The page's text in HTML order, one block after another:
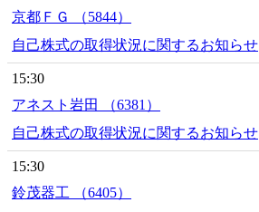
京都ＦＧ （5844）
自己株式の取得状況に関するお知らせ
15:30
アネスト岩田 （6381）
自己株式の取得状況に関するお知らせ
15:30
鈴茂器工 （6405）